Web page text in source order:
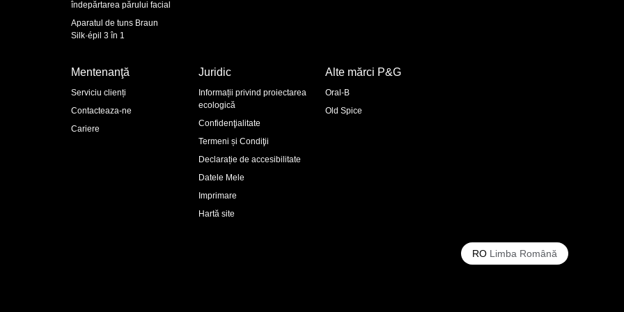
îndepărtarea părului facial
Aparatul de tuns Braun
Silk·épil 3 în 1
Mentenanţă
Serviciu clienți
Contacteaza-ne
Cariere
Juridic
Informații privind proiectarea
ecologică
Confidenţialitate
Termeni și Condiţii
Declarație de accesibilitate
Datele Mele
Imprimare
Hartă site
Alte mărci P&G
Oral-B
Old Spice
RO Limba Română